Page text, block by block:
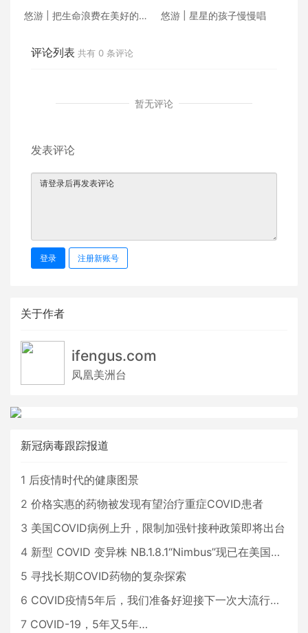
悠游 | 把生命浪费在美好的
悠游 | 星星的孩子慢慢唱
评论列表 共有 0 条评论
暂无评论
发表评论
登录 注册新账号
关于作者
ifengus.com
凤凰美洲台
新冠病毒跟踪报道
1 后疫情时代的健康图景
2 价格实惠的药物被发现有望治疗重症COVID患者
3 美国COVID病例上升，限制加强针接种政策即将出台
4 新型 COVID 变异株 NB.1.8.1“Nimbus”现已在美国占据主导地位
5 寻找长期COVID药物的复杂探索
6 COVID疫情5年后，我们准备好迎接下一次大流行了吗？
7 COVID-19，5年又5年…